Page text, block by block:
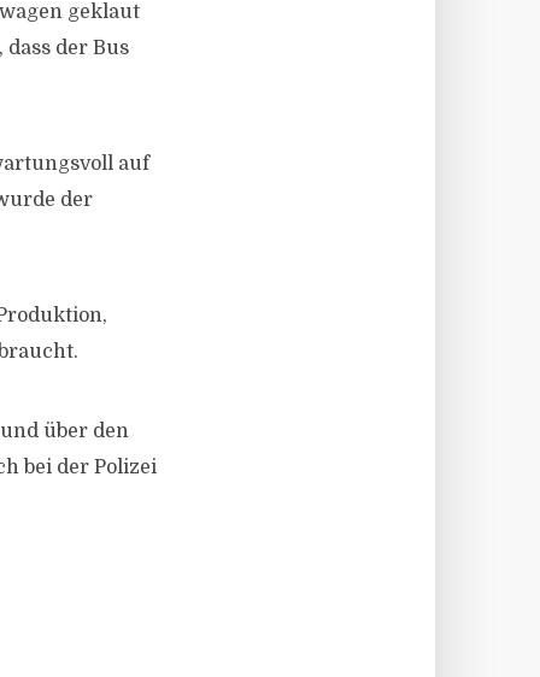
geklaut
der Bus
auf
der
über den
bei der Polizei